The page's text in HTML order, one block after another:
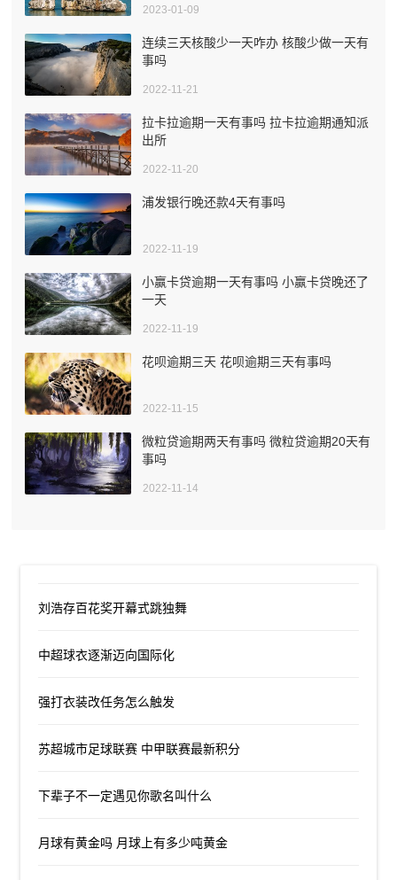
2023-01-09
连续三天核酸少一天咋办 核酸少做一天有
事吗
2022-11-21
拉卡拉逾期一天有事吗 拉卡拉逾期通知派
出所
2022-11-20
浦发银行晚还款4天有事吗
2022-11-19
小赢卡贷逾期一天有事吗 小赢卡贷晚还了
一天
2022-11-19
花呗逾期三天 花呗逾期三天有事吗
2022-11-15
微粒贷逾期两天有事吗 微粒贷逾期20天有
事吗
2022-11-14
刘浩存百花奖开幕式跳独舞
中超球衣逐渐迈向国际化
强打衣装改任务怎么触发
苏超城市足球联赛 中甲联赛最新积分
下辈子不一定遇见你歌名叫什么
月球有黄金吗 月球上有多少吨黄金